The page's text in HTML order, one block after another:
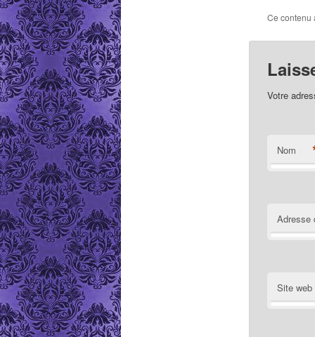
Ce contenu
Votre
Nom
Adresse
Site web